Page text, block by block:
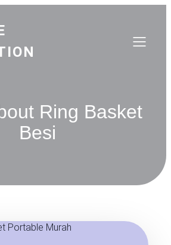
Ring Basket
Besi